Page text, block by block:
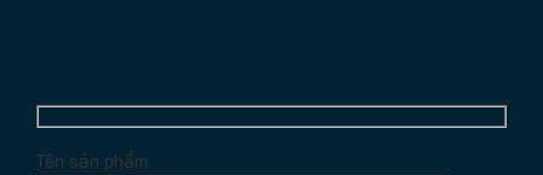
Tên sản phẩm